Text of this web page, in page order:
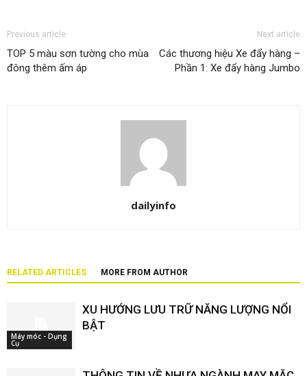
Previous article
TOP 5 màu sơn tường cho mùa
đông thêm ấm áp
Next article
Các thương hiệu Xe đẩy hàng –
Phần 1: Xe đẩy hàng Jumbo
dailyinfo
RELATED ARTICLES MORE FROM AUTHOR
Máy móc - Dụng
Cụ
XU HƯỚNG LƯU TRỮ NĂNG LƯỢNG NỔI
BẬT